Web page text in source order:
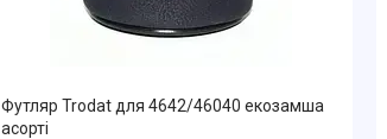
Футляр Trodat для 4642/46040 екозамша
асорті